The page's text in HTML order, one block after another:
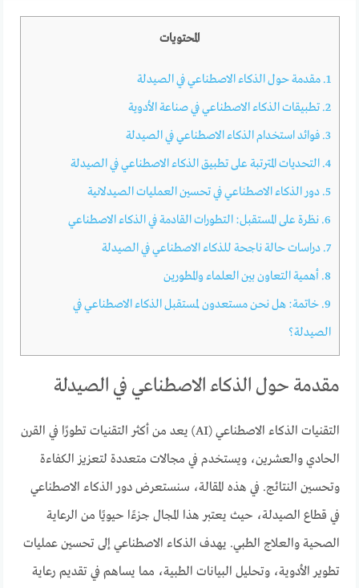
المحتويات
1. مقدمة حول الذكاء الاصطناعي في الصيدلة
2. تطبيقات الذكاء الاصطناعي في صناعة الأدوية
3. فوائد استخدام الذكاء الاصطناعي في الصيدلة
4. التحديات المترتبة على تطبيق الذكاء الاصطناعي في الصيدلة
5. دور الذكاء الاصطناعي في تحسين العمليات الصيدلانية
6. نظرة على المستقبل: التطورات القادمة في الذكاء الاصطناعي
7. دراسات حالة ناجحة للذكاء الاصطناعي في الصيدلة
8. أهمية التعاون بين العلماء والمطورين
9. خاتمة: هل نحن مستعدون لمستقبل الذكاء الاصطناعي في
الصيدلة؟
مقدمة حول الذكاء الاصطناعي في الصيدلة
التقنيات الذكاء الاصطناعي (AI) يعد من أكثر التقنيات تطورًا في القرن
الحادي والعشرين، ويستخدم في مجالات متعددة لتعزيز الكفاءة
وتحسين النتائج. في هذه المقالة، سنستعرض دور الذكاء الاصطناعي
في قطاع الصيدلة، حيث يعتبر هذا المجال جزءًا حيويًا من الرعاية
الصحية والعلاج الطبي. يهدف الذكاء الاصطناعي إلى تحسين عمليات
تطوير الأدوية، وتحليل البيانات الطبية، مما يساهم في تقديم رعاية